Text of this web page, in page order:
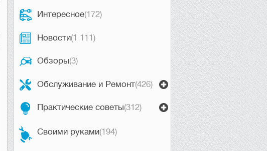
Интересное(172)
Новости(1 111)
Обзоры(3)
Обслуживание и Ремонт(426)
Практические советы(312)
Своими руками(194)